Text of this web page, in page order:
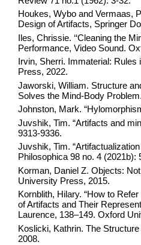
Houkes, Wybo and Vermaas,
Design of Artifacts, Springer
Iles, Chrissie. ‘‘Cleaning the
Performance, Video Sound.
Irvin, Sherri. Immaterial:
Press, 2022.
Jaworski, William. Structure
Solves the Mind-Body
Johnston, Mark.
Juvshik, Tim. “Artifacts and
9313-9336.
Juvshik, Tim.
Philosophica 98 no. 4 (2021b):
Korman, Daniel Z. Objects:
University Press, 2015.
Kornblith, Hilary. “How to
of Artifacts and Their
Laurence, 138–149. Oxford
Koslicki, Kathrin. The
2008.